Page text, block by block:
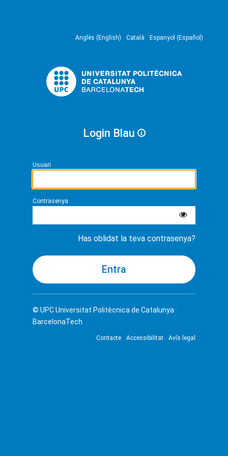
Anglès (English) Català Espanyol (Español)
Login Blau
Usuari
Contrasenya
Has oblidat la teva contrasenya?
© UPCUniversitat Politècnica de Catalunya ·
BarcelonaTech
Contacte Accessibilitat Avís legal